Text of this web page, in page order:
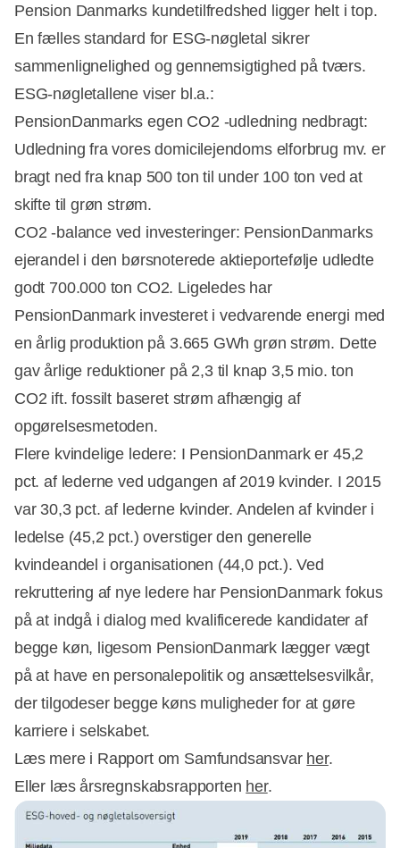
Pension Danmarks kundetilfredshed ligger helt i top.
En fælles standard for ESG-nøgletal sikrer
sammenlignelighed og gennemsigtighed på tværs.
ESG-nøgletallene viser bl.a.:
PensionDanmarks egen CO2 -udledning nedbragt:
Udledning fra vores domicilejendoms elforbrug mv. er
bragt ned fra knap 500 ton til under 100 ton ved at
skifte til grøn strøm.
CO2 -balance ved investeringer: PensionDanmarks
ejerandel i den børsnoterede aktieportefølje udledte
godt 700.000 ton CO2. Ligeledes har
PensionDanmark investeret i vedvarende energi med
en årlig produktion på 3.665 GWh grøn strøm. Dette
gav årlige reduktioner på 2,3 til knap 3,5 mio. ton
CO2 ift. fossilt baseret strøm afhængig af
opgørelsesmetoden.
Flere kvindelige ledere: I PensionDanmark er 45,2
pct. af lederne ved udgangen af 2019 kvinder. I 2015
var 30,3 pct. af lederne kvinder. Andelen af kvinder i
ledelse (45,2 pct.) overstiger den generelle
kvindeandel i organisationen (44,0 pct.). Ved
rekruttering af nye ledere har PensionDanmark fokus
på at indgå i dialog med kvalificerede kandidater af
begge køn, ligesom PensionDanmark lægger vægt
på at have en personalepolitik og ansættelsesvilkår,
der tilgodeser begge køns muligheder for at gøre
karriere i selskabet.
Læs mere i Rapport om Samfundsansvar her.
Eller læs årsregnskabsrapporten her.